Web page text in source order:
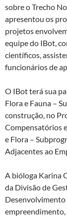
sobre o Trecho
apresentou os
projetos
equipe do IBot,
científicos,
funcionários de
O IBot terá sua
Flora e Fauna –
construção, no
Compensatórios
e Flora –
Adjacentes ao
A bióloga Karina
da Divisão de
Desenvolvimento
empreendimento,